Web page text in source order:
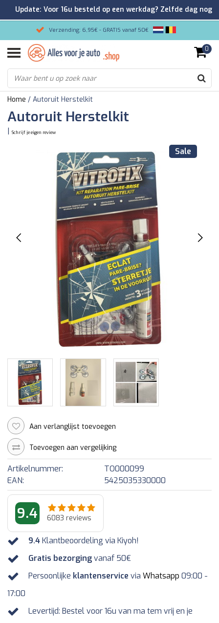
Verzending: 6,95€ - GRATIS vanaf 50€
Gemakkelijk bestellen/Veilig betalen
9.2/10 Klantenrating via Kiyoh!
0
Home / Autoruit Herstelkit
Autoruit Herstelkit
Schrijf je eigen review
Sale
Aan verlanglijst toevoegen
Toevoegen aan vergelijking
Artikelnummer:
TO000099
EAN:
5425035330000
9.4 6083 reviews
9.4Klantbeoordeling via Kiyoh!
Gratis bezorgingvanaf 50€
Persoonlijke klantenservice via Whatsapp 09:00 -
17:00
Levertijd: Bestel voor 16u van ma tem vrij en je
Update: Voor 16u besteld op een werkdag? Zelfde dag nog
verzonden!